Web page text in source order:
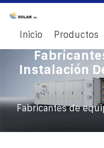
Inicio Productos
Instalación
Fabricantes de